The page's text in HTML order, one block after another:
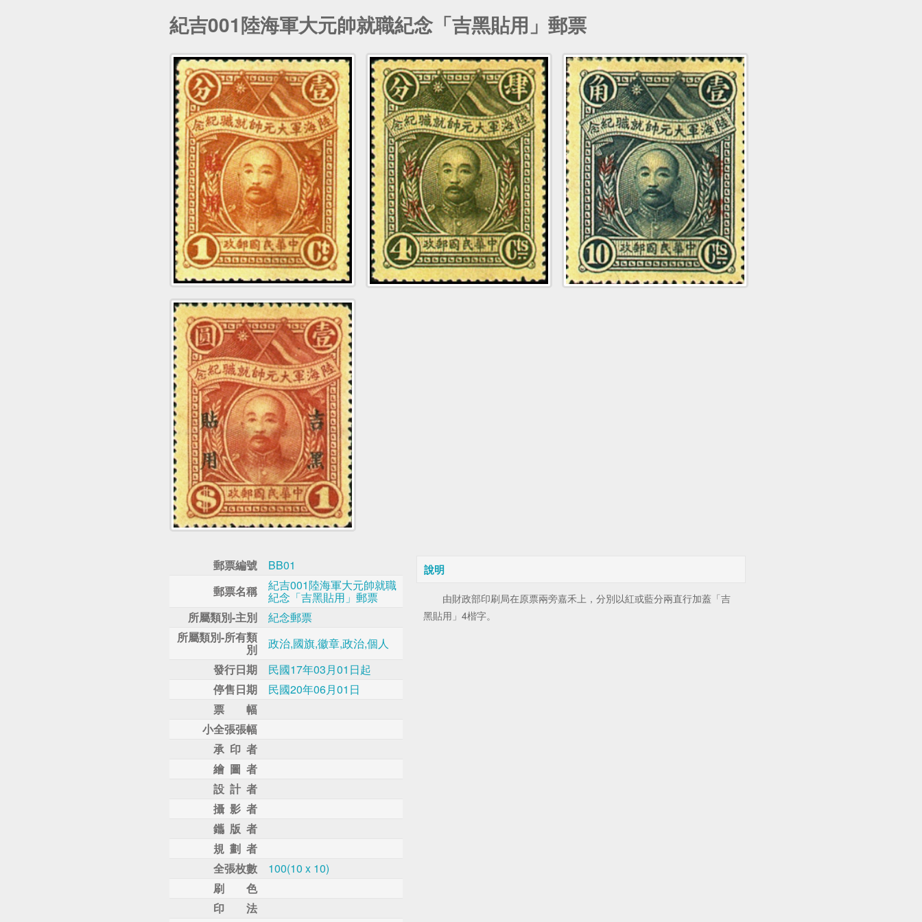
紀吉001陸海軍大元帥就職紀念「吉黑貼用」郵票
郵票編號
BB01
郵票名稱
紀吉001陸海軍大元帥就職
紀念「吉黑貼用」郵票
所屬類別-主別
紀念郵票
所屬類別-所有類
別
政治,國旗,徽章,政治,個人
發行日期
民國17年03月01日起
停售日期
民國20年06月01日
票 幅
小全張張幅
承 印 者
繪 圖 者
設 計 者
攝 影 者
鑴 版 者
規 劃 者
全張枚數
100(10 x 10)
刷 色
印 法
說明
由財政部印刷局在原票兩旁嘉禾上，分別以紅或藍分兩直行加蓋「吉
黑貼用」4楷字。